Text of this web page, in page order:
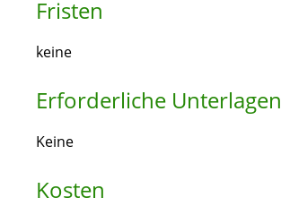
Fristen
keine
Erforderliche Unterlagen
Keine
Kosten